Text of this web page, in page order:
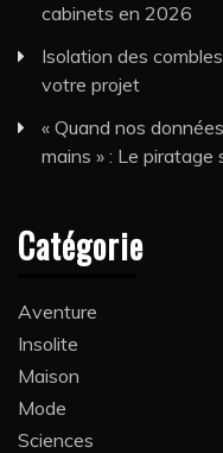
cabinets en 2026
Isolation des
votre projet
« Quand nos
mains » : Le piratage
Catégorie
Aventure
Insolite
Maison
Mode
Sciences